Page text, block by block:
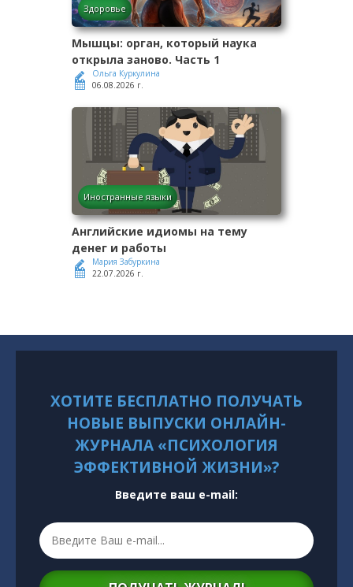
Здоровье
Мышцы: орган, который наука
открыла заново. Часть 1
Ольга Куркулина
06.08.2026 г.
Иностранные языки
Английские идиомы на тему
денег и работы
Мария Забуркина
22.07.2026 г.
ХОТИТЕ БЕСПЛАТНО ПОЛУЧАТЬ
НОВЫЕ ВЫПУСКИ ОНЛАЙН-
ЖУРНАЛА «ПСИХОЛОГИЯ
ЭФФЕКТИВНОЙ ЖИЗНИ»?
Введите ваш e-mail: